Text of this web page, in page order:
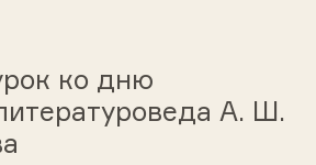
ко дню
А. Ш.